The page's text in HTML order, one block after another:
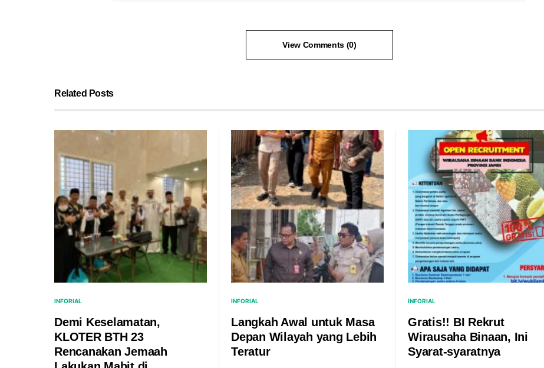
View Comments (0)
Related Posts
INFORIAL
Demi Keselamatan,
KLOTER BTH 23
Rencanakan Jemaah
INFORIAL
Langkah Awal untuk Masa
Depan Wilayah yang Lebih
Teratur
INFORIAL
Gratis!! BI Rekrut
Wirausaha Binaan, Ini
Syarat-syaratnya